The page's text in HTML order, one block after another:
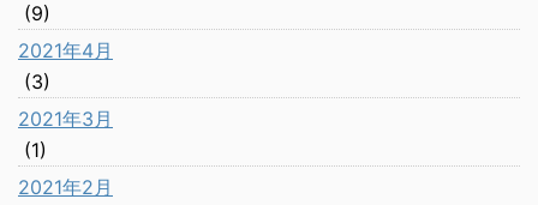
(9)
2021年4月
(3)
2021年3月
(1)
2021年2月